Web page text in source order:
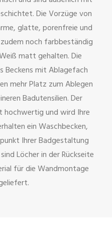
Die Vorzüge von
glatte, porenfreie und
noch farbbeständig
matt gehalten. Die
Beckens mit Ablagefach
mehr Platz zum Ablegen
Badutensilien. Der
hochwertig und wird Ihre
ein Waschbecken,
Ihrer Badgestaltung
Löcher in der Rückseite
für die Wandmontage